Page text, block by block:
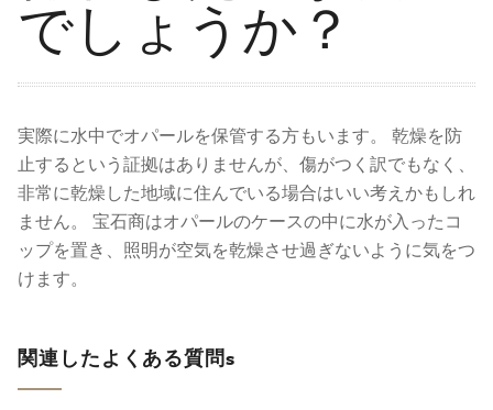
でしょうか？
実際に水中でオパールを保管する方もいます。 乾燥を防
止するという証拠はありませんが、傷がつく訳でもなく、
非常に乾燥した地域に住んでいる場合はいい考えかもしれ
ません。 宝石商はオパールのケースの中に水が入ったコ
ップを置き、照明が空気を乾燥させ過ぎないように気をつ
けます。
関連したよくある質問s